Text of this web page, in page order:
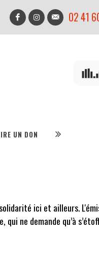
02 41
UN DON
ici et ailleurs.
ne demande qu’à